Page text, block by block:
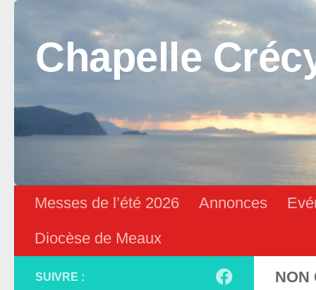
Skip to content
Chapelle
Messes de l’été 2026 Annonces
Diocèse de Meaux
NON
SUIVRE :